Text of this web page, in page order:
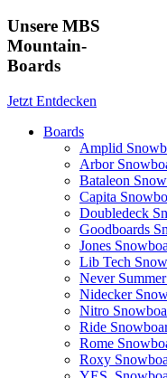
Unsere MBS
Mountain-
Boards
Jetzt Entdecken
Boards
Amplid
Arbor
Bataleon
Capita
Doubledeck
Goodboards
Jones
Lib Tech
Never
Nidecker
Nitro
Ride
Rome
Roxy